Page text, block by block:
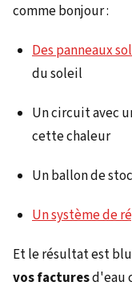
comme bonjour :
Des panneaux
du soleil
Un circuit avec
cette chaleur
Un ballon de
Un système de
Et le résultat est
vos facturesd'eau